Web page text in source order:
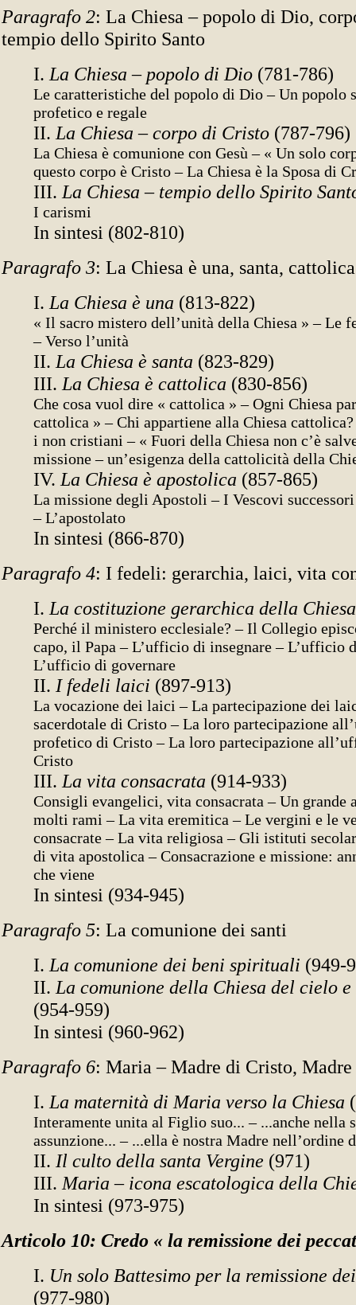
Paragrafo 2: La Chiesa – popolo di Dio,
tempio dello Spirito Santo
I. La Chiesa – popolo di Dio (781-786)
Le caratteristiche del popolo di Dio – Un popolo
profetico e regale
II. La Chiesa – corpo di Cristo (787-796)
La Chiesa è comunione con Gesù – « Un solo
questo corpo è Cristo – La Chiesa è la Sposa di
III. La Chiesa – tempio dello Spirito
I carismi
In sintesi (802-810)
Paragrafo 3: La Chiesa è una, santa,
I. La Chiesa è una (813-822)
« Il sacro mistero dell’unità della Chiesa » – Le
– Verso l’unità
II. La Chiesa è santa (823-829)
III. La Chiesa è cattolica (830-856)
Che cosa vuol dire « cattolica » – Ogni Chiesa
cattolica » – Chi appartiene alla Chiesa
i non cristiani – « Fuori della Chiesa non c’è
missione – un’esigenza della cattolicità della
IV. La Chiesa è apostolica (857-865)
La missione degli Apostoli – I Vescovi
– L’apostolato
In sintesi (866-870)
Paragrafo 4: I fedeli: gerarchia, laici, vita
I. La costituzione gerarchica della
Perché il ministero ecclesiale? – Il Collegio
capo, il Papa – L’ufficio di insegnare – L’ufficio
L’ufficio di governare
II. I fedeli laici (897-913)
La vocazione dei laici – La partecipazione dei
sacerdotale di Cristo – La loro partecipazione
profetico di Cristo – La loro partecipazione
Cristo
III. La vita consacrata (914-933)
Consigli evangelici, vita consacrata – Un grande
molti rami – La vita eremitica – Le vergini e le
consacrate – La vita religiosa – Gli istituti
di vita apostolica – Consacrazione e missione:
che viene
In sintesi (934-945)
Paragrafo 5: La comunione dei santi
I. La comunione dei beni spirituali (949-
II. La comunione della Chiesa del cielo
(954-959)
In sintesi (960-962)
Paragrafo 6: Maria – Madre di Cristo,
I. La maternità di Maria verso la Chiesa
Interamente unita al Figlio suo... – ...anche nella
assunzione... – ...ella è nostra Madre nell’ordine
II. Il culto della santa Vergine (971)
III. Maria – icona escatologica della
In sintesi (973-975)
Articolo 10: Credo « la remissione dei
I. Un solo Battesimo per la remissione
(977-980)